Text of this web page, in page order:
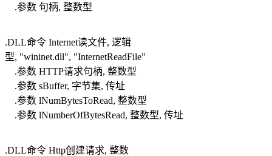
.参数 句柄, 整数型
.DLL命令 Internet读文件, 逻辑
型, "wininet.dll", "InternetReadFile"
.参数 HTTP请求句柄, 整数型
.参数 sBuffer, 字节集, 传址
.参数 lNumBytesToRead, 整数型
.参数 lNumberOfBytesRead, 整数型, 传址
.DLL命令 Http创建请求, 整数